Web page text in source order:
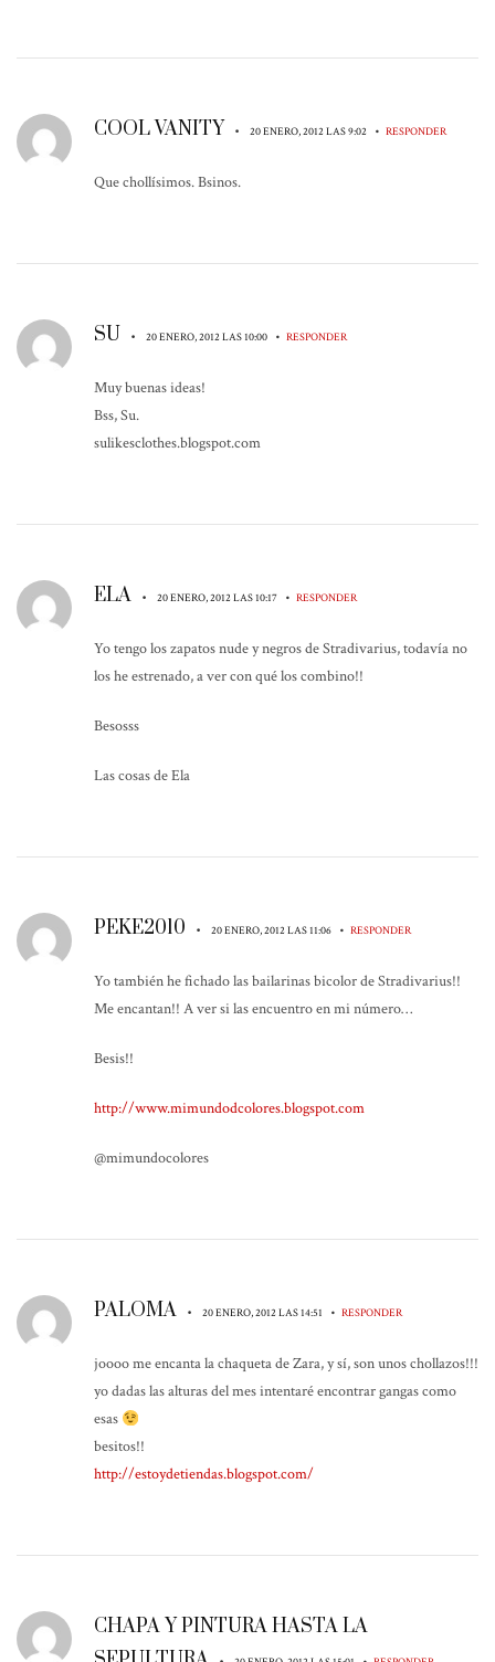
COOL VANITY • 20 ENERO, 2012 LAS 9:02 • RESPONDER
Que chollísimos. Bsinos.
SU • 20 ENERO, 2012 LAS 10:00 • RESPONDER
Muy buenas ideas!
Bss, Su.
sulikesclothes.blogspot.com
ELA • 20 ENERO, 2012 LAS 10:17 • RESPONDER
Yo tengo los zapatos nude y negros de Stradivarius, todavía no
los he estrenado, a ver con qué los combino!!
Besosss
Las cosas de Ela
PEKE2010 • 20 ENERO, 2012 LAS 11:06 • RESPONDER
Yo también he fichado las bailarinas bicolor de Stradivarius!!
Me encantan!! A ver si las encuentro en mi número…
Besis!!
http://www.mimundodcolores.blogspot.com
@mimundocolores
PALOMA • 20 ENERO, 2012 LAS 14:51 • RESPONDER
joooo me encanta la chaqueta de Zara, y sí, son unos chollazos!!!
yo dadas las alturas del mes intentaré encontrar gangas como
esas
besitos!!
http://estoydetiendas.blogspot.com/
CHAPA Y PINTURA HASTA LA